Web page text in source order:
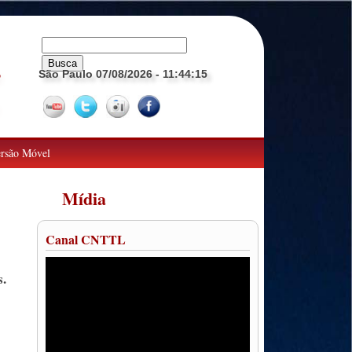
São Paulo 07/08/2026 - 11:44:16
Móvel
Mídia
Canal CNTTL